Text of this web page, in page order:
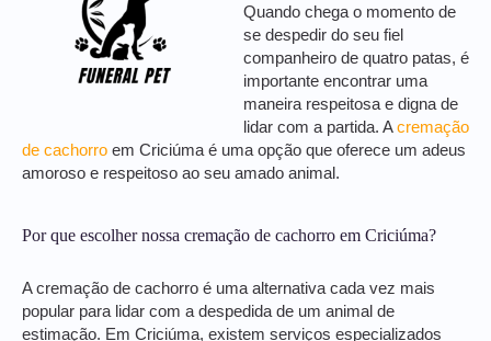
Quando chega o momento de
se despedir do seu fiel
companheiro de quatro patas, é
importante encontrar uma
maneira respeitosa e digna de
lidar com a partida. Acremação
de cachorro em Criciúma é uma opção que oferece um adeus
amoroso e respeitoso ao seu amado animal.
Por que escolher nossa cremação de cachorro em Criciúma?
A cremação de cachorro é uma alternativa cada vez mais
popular para lidar com a despedida de um animal de
estimação. Em Criciúma, existem serviços especializados